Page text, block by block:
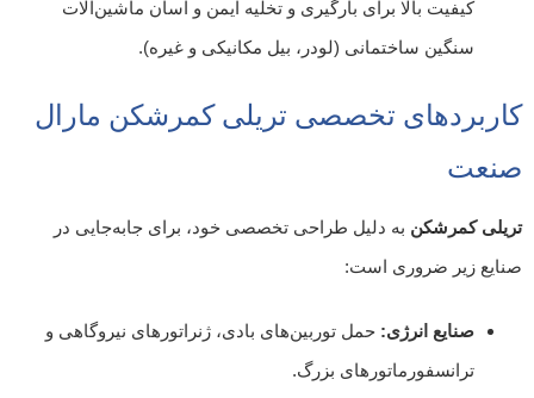
کیفیت بالا برای بارگیری و تخلیه ایمن و آسان ماشین‌آلات
سنگین ساختمانی (لودر، بیل مکانیکی و غیره).
کاربردهای تخصصی تریلی کمرشکن مارال
صنعت
تریلی کمرشکن به دلیل طراحی تخصصی خود، برای جابه‌جایی در
صنایع زیر ضروری است:
صنایع انرژی: حمل توربین‌های بادی، ژنراتورهای نیروگاهی و
ترانسفورماتورهای بزرگ.